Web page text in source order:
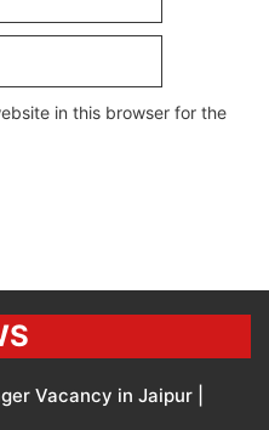
in this browser for the
Vacancy in Jaipur |